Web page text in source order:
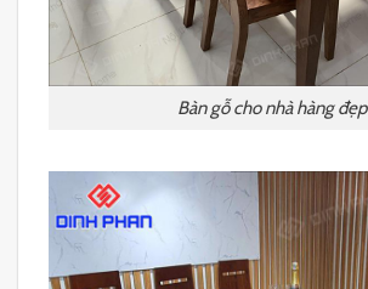
Bàn gỗ cho nhà hàng đẹp